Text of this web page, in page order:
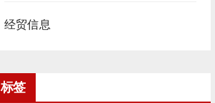
经贸信息
标签